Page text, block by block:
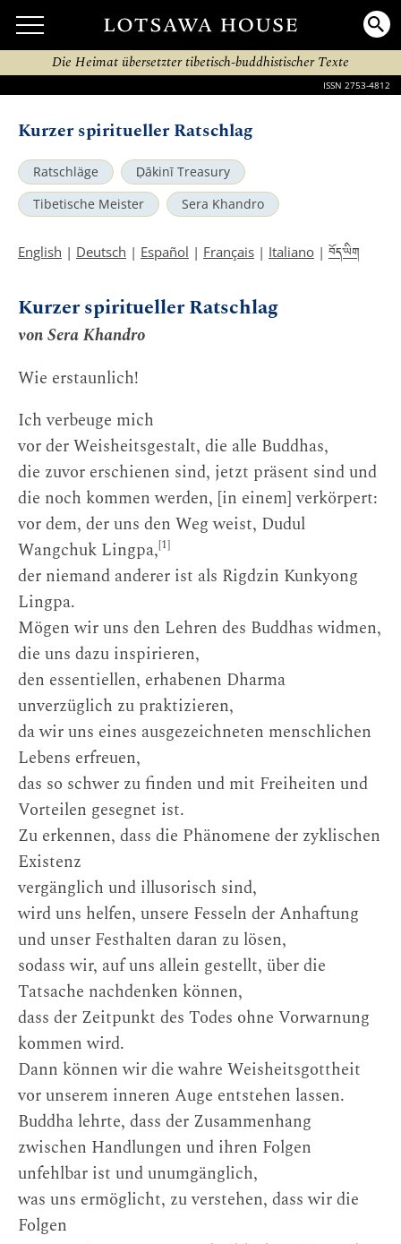
Die Heimat übersetzter tibetisch-buddhistischer Texte
ISSN 2753-4812
Kurzer spiritueller Ratschlag
Ratschläge
Ḍākinī Treasury
Tibetische Meister
Sera Khandro
English | Deutsch | Español | Français | Italiano | བོད་ཡིག
Kurzer spiritueller Ratschlag
von Sera Khandro
Wie erstaunlich!
Ich verbeuge mich
vor der Weisheitsgestalt, die alle Buddhas,
die zuvor erschienen sind, jetzt präsent sind und
die noch kommen werden, [in einem] verkörpert:
vor dem, der uns den Weg weist, Dudul
Wangchuk Lingpa,[1]
der niemand anderer ist als Rigdzin Kunkyong
Lingpa.
Mögen wir uns den Lehren des Buddhas widmen,
die uns dazu inspirieren,
den essentiellen, erhabenen Dharma
unverzüglich zu praktizieren,
da wir uns eines ausgezeichneten menschlichen
Lebens erfreuen,
das so schwer zu finden und mit Freiheiten und
Vorteilen gesegnet ist.
Zu erkennen, dass die Phänomene der zyklischen
Existenz
vergänglich und illusorisch sind,
wird uns helfen, unsere Fesseln der Anhaftung
und unser Festhalten daran zu lösen,
sodass wir, auf uns allein gestellt, über die
Tatsache nachdenken können,
dass der Zeitpunkt des Todes ohne Vorwarnung
kommen wird.
Dann können wir die wahre Weisheitsgottheit
vor unserem inneren Auge entstehen lassen.
Buddha lehrte, dass der Zusammenhang
zwischen Handlungen und ihren Folgen
unfehlbar ist und unumgänglich,
was uns ermöglicht, zu verstehen, dass wir die
Folgen